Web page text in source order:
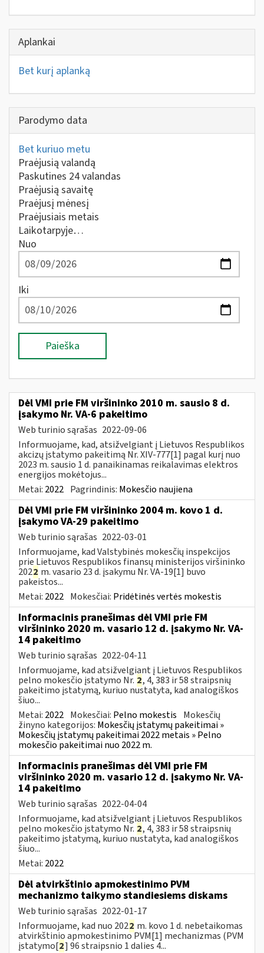
Aplankai
Bet kurį aplanką
Parodymo data
Bet kuriuo metu
Praėjusią valandą
Paskutines 24 valandas
Praėjusią savaitę
Praėjusį mėnesį
Praėjusiais metais
Laikotarpyje…
Nuo
Iki
Paieška
Dėl VMI prie FM viršininko 2010 m. sausio 8 d.
įsakymo Nr. VA-6 pakeitimo
Web turinio sąrašas 2022-09-06
Informuojame, kad, atsižvelgiant į Lietuvos Respublikos
akcizų įstatymo pakeitimą Nr. XIV-777[1] pagal kurį nuo
2023 m. sausio 1 d. panaikinamas reikalavimas elektros
energijos mokėtojus...
Metai: 2022 Pagrindinis: Mokesčio naujiena
Dėl VMI prie FM viršininko 2004 m. kovo 1 d.
įsakymo VA-29 pakeitimo
Web turinio sąrašas 2022-03-01
Informuojame, kad Valstybinės mokesčių inspekcijos
prie Lietuvos Respublikos finansų ministerijos viršininko
2022 m. vasario 23 d. įsakymu Nr. VA-19[1] buvo
pakeistos...
Metai: 2022 Mokesčiai: Pridėtinės vertės mokestis
Informacinis pranešimas dėl VMI prie FM
viršininko 2020 m. vasario 12 d. įsakymo Nr. VA-
14 pakeitimo
Web turinio sąrašas 2022-04-11
Informuojame, kad atsižvelgiant į Lietuvos Respublikos
pelno mokesčio įstatymo Nr. 2, 4, 383 ir 58 straipsnių
pakeitimo įstatymą, kuriuo nustatyta, kad analogiškos
šiuo...
Metai: 2022 Mokesčiai: Pelno mokestis Mokesčių
žinyno kategorijos: Mokesčių įstatymų pakeitimai »
Mokesčių įstatymų pakeitimai 2022 metais » Pelno
mokesčio pakeitimai nuo 2022 m.
Informacinis pranešimas dėl VMI prie FM
viršininko 2020 m. vasario 12 d. įsakymo Nr. VA-
14 pakeitimo
Web turinio sąrašas 2022-04-04
Informuojame, kad atsižvelgiant į Lietuvos Respublikos
pelno mokesčio įstatymo Nr. 2, 4, 383 ir 58 straipsnių
pakeitimo įstatymą, kuriuo nustatyta, kad analogiškos
šiuo...
Metai: 2022
Dėl atvirkštinio apmokestinimo PVM
mechanizmo taikymo standiesiems diskams
Web turinio sąrašas 2022-01-17
Informuojame, kad nuo 2022 m. kovo 1 d. nebetaikomas
atvirkštinio apmokestinimo PVM[1] mechanizmas (PVM
įstatymo[2] 96 straipsnio 1 dalies 4...